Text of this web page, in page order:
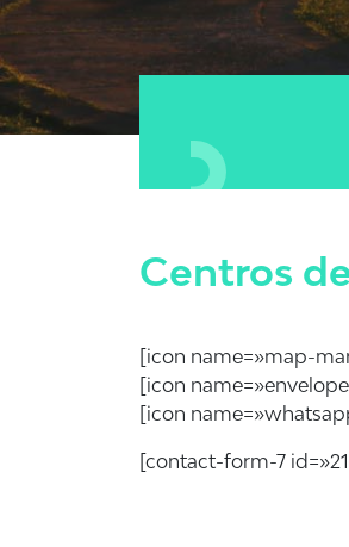
Centros
[icon name=»map-
[icon
[icon
[contact-form-7